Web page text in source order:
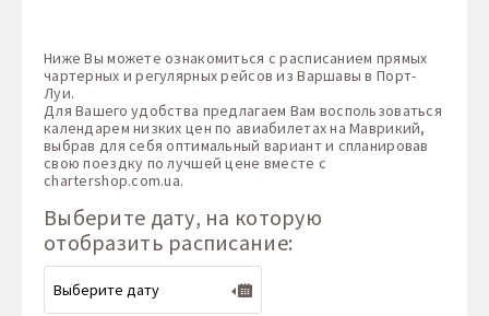
Ниже Вы можете ознакомиться с расписанием прямых
чартерных и регулярных рейсов из Варшавы в Порт-
Луи.
Для Вашего удобства предлагаем Вам воспользоваться
календарем низких цен по авиабилетах на Маврикий,
выбрав для себя оптимальный вариант и спланировав
свою поездку по лучшей цене вместе с
chartershop.com.ua.
Выберите дату, на которую
отобразить расписание: